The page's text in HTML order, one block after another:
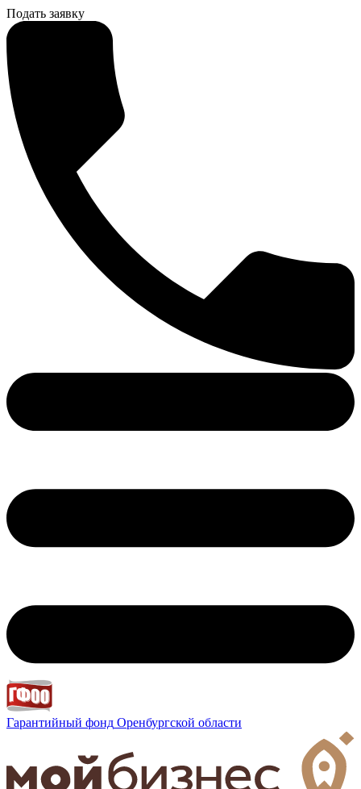
Подать заявку
Гарантийный фонд Оренбургской области